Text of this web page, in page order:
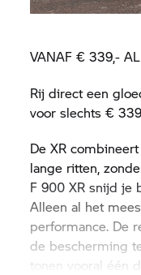
VANAF € 339,-
Rij direct een
voor slechts €
De XR
lange ritten,
F 900 XR snijd je
Alleen al het
performance. De
de bescherming
tonen vooral één